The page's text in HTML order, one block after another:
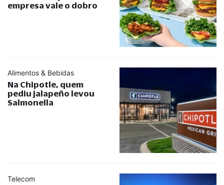
empresa vale o dobro
Alimentos & Bebidas
Na Chipotle, quem
pediu jalapeño levou
Salmonella
Telecom